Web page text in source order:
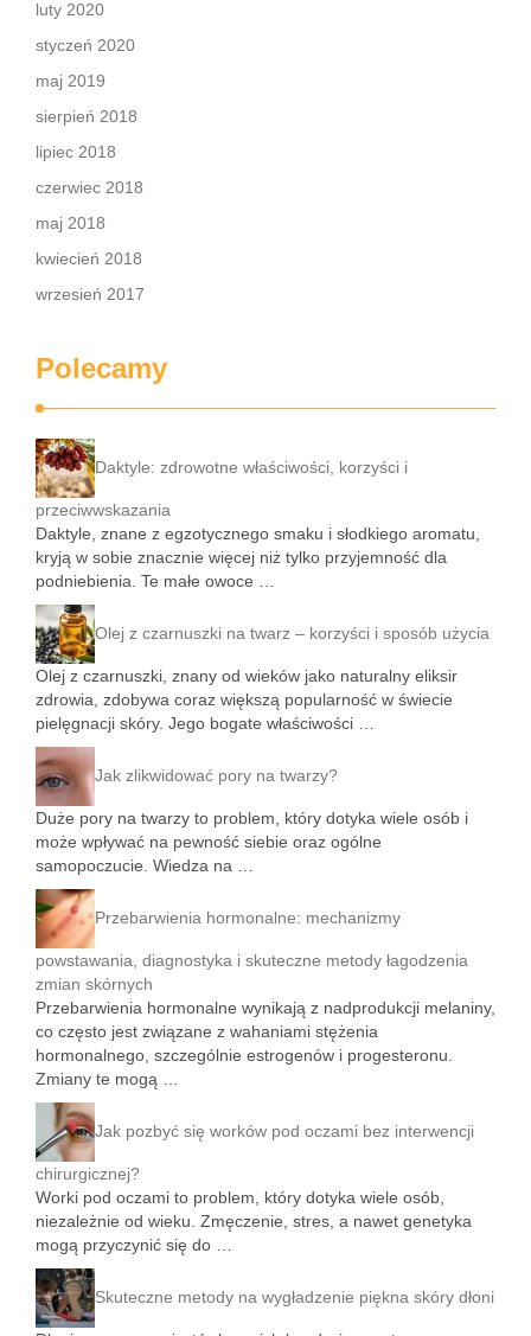
luty 2020
styczeń 2020
maj 2019
sierpień 2018
lipiec 2018
czerwiec 2018
maj 2018
kwiecień 2018
wrzesień 2017
Polecamy
Daktyle: zdrowotne właściwości, korzyści i
przeciwwskazania
Daktyle, znane z egzotycznego smaku i słodkiego aromatu,
kryją w sobie znacznie więcej niż tylko przyjemność dla
podniebienia. Te małe owoce …
Olej z czarnuszki na twarz – korzyści i sposób użycia
Olej z czarnuszki, znany od wieków jako naturalny eliksir
zdrowia, zdobywa coraz większą popularność w świecie
pielęgnacji skóry. Jego bogate właściwości …
Jak zlikwidować pory na twarzy?
Duże pory na twarzy to problem, który dotyka wiele osób i
może wpływać na pewność siebie oraz ogólne
samopoczucie. Wiedza na …
Przebarwienia hormonalne: mechanizmy
powstawania, diagnostyka i skuteczne metody łagodzenia
zmian skórnych
Przebarwienia hormonalne wynikają z nadprodukcji melaniny,
co często jest związane z wahaniami stężenia
hormonalnego, szczególnie estrogenów i progesteronu.
Zmiany te mogą …
Jak pozbyć się worków pod oczami bez interwencji
chirurgicznej?
Worki pod oczami to problem, który dotyka wiele osób,
niezależnie od wieku. Zmęczenie, stres, a nawet genetyka
mogą przyczynić się do …
Skuteczne metody na wygładzenie piękna skóry dłoni